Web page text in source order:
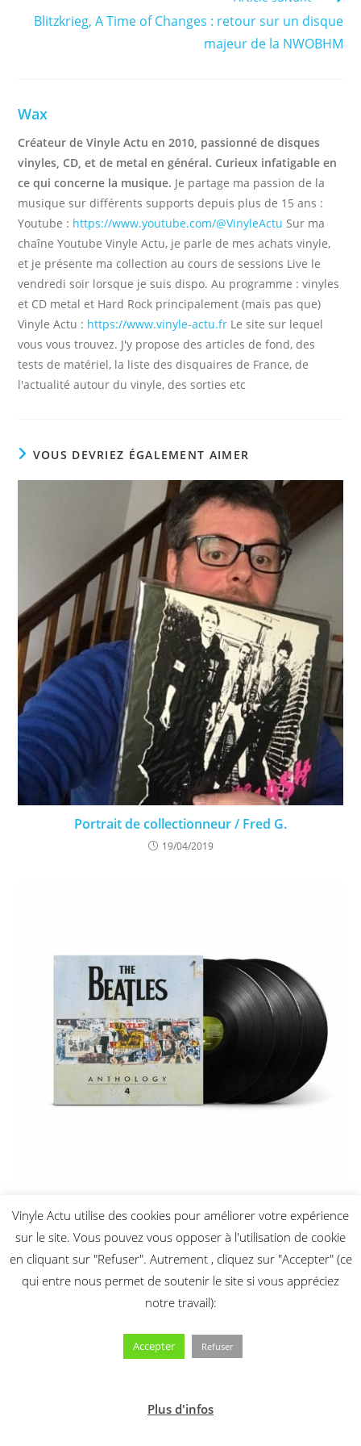
Blitzkrieg, A Time of Changes : retour sur un disque
majeur de la NWOBHM
Wax
Créateur de Vinyle Actu en 2010, passionné de disques
vinyles, CD, et de metal en général. Curieux infatigable en
ce qui concerne la musique. Je partage ma passion de la
musique sur différents supports depuis plus de 15 ans :
Youtube : https://www.youtube.com/@VinyleActu Sur ma
chaîne Youtube Vinyle Actu, je parle de mes achats vinyle,
et je présente ma collection au cours de sessions Live le
vendredi soir lorsque je suis dispo. Au programme : vinyles
et CD metal et Hard Rock principalement (mais pas que)
Vinyle Actu : https://www.vinyle-actu.fr Le site sur lequel
vous vous trouvez. J'y propose des articles de fond, des
tests de matériel, la liste des disquaires de France, de
l'actualité autour du vinyle, des sorties etc
VOUS DEVRIEZ ÉGALEMENT AIMER
Portrait de collectionneur / Fred G.
19/04/2019
Sortie vinyle Anthology 4 par The Beatles le 21
novembre 2025
25/09/2025
Vinyle Actu utilise des cookies pour améliorer votre expérience
sur le site. Vous pouvez vous opposer à l'utilisation de cookie
en cliquant sur "Refuser". Autrement , cliquez sur "Accepter" (ce
qui entre nous permet de soutenir le site si vous appréciez
notre travail):
Accepter Refuser
Plus d'infos